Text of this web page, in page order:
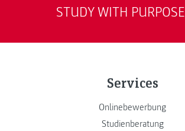
STUDY WITH PURPOSE
Services
Onlinebewerbung
Studienberatung